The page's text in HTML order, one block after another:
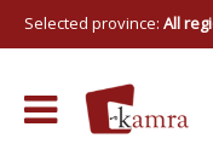
Selected province: All